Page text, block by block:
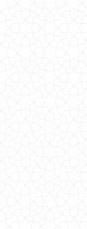
женская меховая жилетка
1130.00грн.